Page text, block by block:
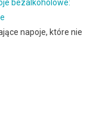
bezalkoholowe:
napoje, które nie